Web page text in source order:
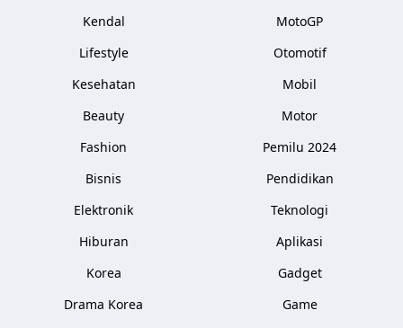
Kendal
Lifestyle
Kesehatan
Beauty
Fashion
Bisnis
Elektronik
Hiburan
Korea
Drama Korea
MotoGP
Otomotif
Mobil
Motor
Pemilu 2024
Pendidikan
Teknologi
Aplikasi
Gadget
Game